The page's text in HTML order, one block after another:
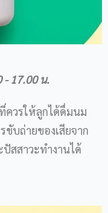
- 17.00 น.
ควรให้ลูกได้ดื่มนม
ขับถ่ายของเสียจาก
สสาวะทำงานได้